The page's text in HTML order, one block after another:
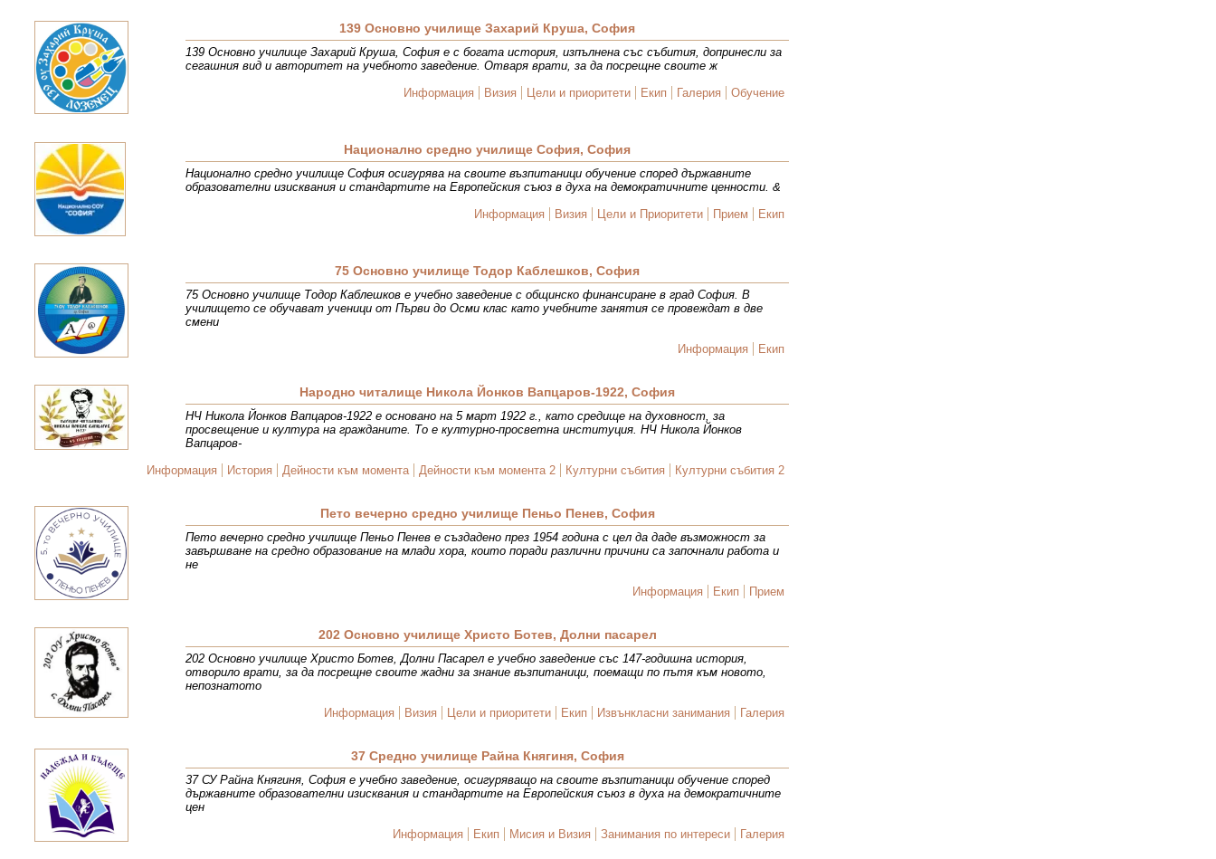
139 Основно училище Захарий Круша, София
139 Основно училище Захарий Круша, София е с богата история, изпълнена със събития, допринесли за
сегашния вид и авторитет на учебното заведение. Отваря врати, за да посрещне своите ж
Информация
Визия Цели и приоритети Екип Галерия Обучение
Национално средно училище София, София
Национално средно училище София осигурява на своите възпитаници обучение според държавните
образователни изисквания и стандартите на Европейския съюз в духа на демократичните ценности. &
Информация
Визия Цели и Приоритети Прием Екип
75 Основно училище Тодор Каблешков, София
75 Основно училище Тодор Каблешков е учебно заведение с общинско финансиране в град София. В
училището се обучават ученици от Първи до Осми клас като учебните занятия се провеждат в две
смени
Информация
Екип
Народно читалище Никола Йонков Вапцаров-1922, София
НЧ Никола Йонков Вапцаров-1922 е основано на 5 март 1922 г., като средище на духовност, за
просвещение и култура на гражданите. То е културно-просветна институция. НЧ Никола Йонков
Вапцаров-
Информация
История Дейности към момента Дейности към момента 2 Културни събития Културни събития 2
Пето вечерно средно училище Пеньо Пенев, София
Пето вечерно средно училище Пеньо Пенев е създадено през 1954 година с цел да даде възможност за
завършване на средно образование на млади хора, които поради различни причини са започнали работа и
не
Информация
Екип Прием
202 Основно училище Христо Ботев, Долни пасарел
202 Основно училище Христо Ботев, Долни Пасарел е учебно заведение със 147-годишна история,
отворило врати, за да посрещне своите жадни за знание възпитаници, поемащи по пътя към новото,
непознатото
Информация
Визия Цели и приоритети Екип Извънкласни занимания Галерия
37 Средно училище Райна Княгиня, София
37 СУ Райна Княгиня, София е учебно заведение, осигуряващо на своите възпитаници обучение според
държавните образователни изисквания и стандартите на Европейския съюз в духа на демократичните
цен
Информация
Екип Мисия и Визия Занимания по интереси Галерия